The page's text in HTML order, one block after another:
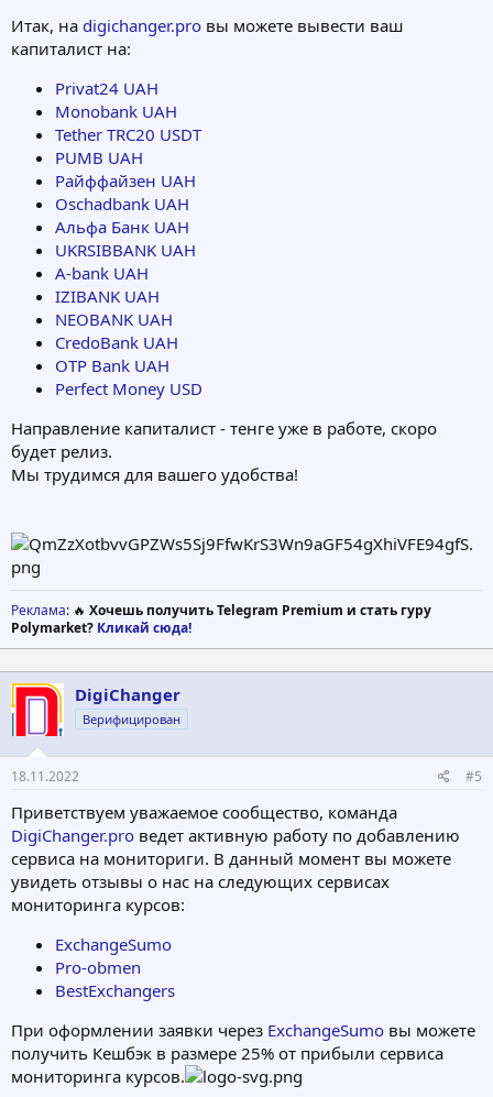
Итак, на digichanger.pro вы можете вывести ваш
капиталист на:
Privat24 UAH
Monobank UAH
Tether TRC20 USDT
PUMB UAH
Райффайзен UAH
Oschadbank UAH
Альфа Банк UAH
UKRSIBBANK UAH
A-bank UAH
IZIBANK UAH
NEOBANK UAH
CredoBank UAH
OTP Bank UAH
Perfect Money USD
Направление капиталист - тенге уже в работе, скоро
будет релиз.
Мы трудимся для вашего удобства!
Реклама: 🔥 Хочешь получить Telegram Premium и стать гуру
Polymarket? Кликай сюда!
DigiChanger
Верифицирован
18.11.2022 #5
Приветствуем уважаемое сообщество, команда
DigiChanger.pro ведет активную работу по добавлению
сервиса на мониториги. В данный момент вы можете
увидеть отзывы о нас на следующих сервисах
мониторинга курсов:
ExchangeSumo
Pro-obmen
BestExchangers
При оформлении заявки через ExchangeSumo вы можете
получить Кешбэк в размере 25% от прибыли сервиса
мониторинга курсов.